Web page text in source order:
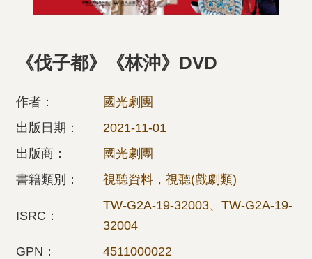
《伐子都》《林沖》DVD
作者：
國光劇團
出版日期：
2021-11-01
出版商：
國光劇團
書籍類別：
視聽資料，視聽(戲劇類)
ISRC：
TW-G2A-19-32003、TW-G2A-19-
32004
GPN：
4511000022